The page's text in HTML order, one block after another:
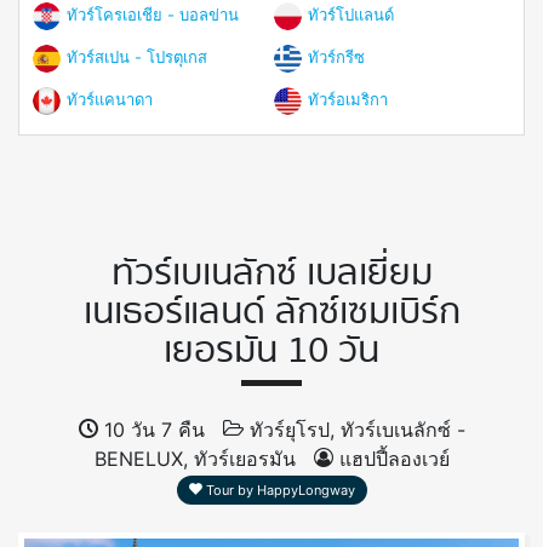
ทัวร์โครเอเชีย - บอลข่าน ทัวร์โปแลนด์
ทัวร์สเปน - โปรตุเกส ทัวร์กรีซ
ทัวร์แคนาดา ทัวร์อเมริกา
ทัวร์เบเนลักซ์ เบลเยี่ยม
เนเธอร์แลนด์ ลักซ์เซมเบิร์ก
เยอรมัน 10 วัน
10 วัน 7 คืน
ทัวร์ยุโรป, ทัวร์เบเนลักซ์ -
BENELUX, ทัวร์เยอรมัน
แฮปปี้ลองเวย์
Tour by HappyLongway